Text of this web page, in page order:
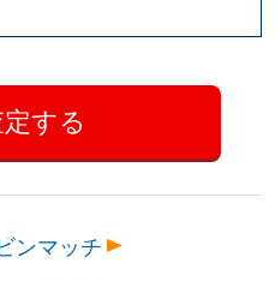
大国町
徒
大国町
大国町
大国町
徒
大国町
ンマッチ